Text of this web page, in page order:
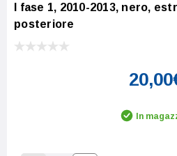
I fase 1, 2010-2013, nero,
posteriore
In